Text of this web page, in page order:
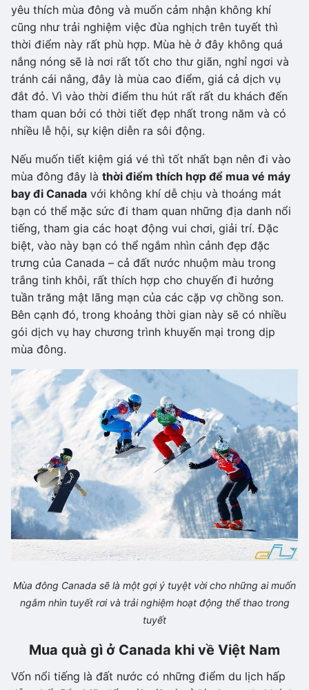
yêu thích mùa đông và muốn cảm nhận không khí
cũng như trải nghiệm việc đùa nghịch trên tuyết thì
thời điểm này rất phù hợp. Mùa hè ở đây không quá
nắng nóng sẽ là nơi rất tốt cho thư giãn, nghỉ ngơi và
tránh cái nắng, đây là mùa cao điểm, giá cả dịch vụ
đắt đỏ. Vì vào thời điểm thu hút rất rất du khách đến
tham quan bởi có thời tiết đẹp nhất trong năm và có
nhiều lễ hội, sự kiện diễn ra sôi động.
Nếu muốn tiết kiệm giá vé thì tốt nhất bạn nên đi vào
mùa đông đây là thời điểm thích hợp để mua vé máy
bay đi Canada với không khí dễ chịu và thoáng mát
bạn có thể mặc sức đi tham quan những địa danh nổi
tiếng, tham gia các hoạt động vui chơi, giải trí. Đặc
biệt, vào này bạn có thể ngắm nhìn cảnh đẹp đặc
trưng của Canada – cả đất nước nhuộm màu trong
trắng tinh khôi, rất thích hợp cho chuyến đi hưởng
tuần trăng mật lãng mạn của các cặp vợ chồng son.
Bên cạnh đó, trong khoảng thời gian này sẽ có nhiều
gói dịch vụ hay chương trình khuyến mại trong dịp
mùa đông.
Mùa đông Canada sẽ là một gợi ý tuyệt vời cho những ai muốn
ngắm nhìn tuyết rơi và trải nghiệm hoạt động thể thao trong
tuyết
Mua quà gì ở Canada khi về Việt Nam
Vốn nổi tiếng là đất nước có những điểm du lịch hấp